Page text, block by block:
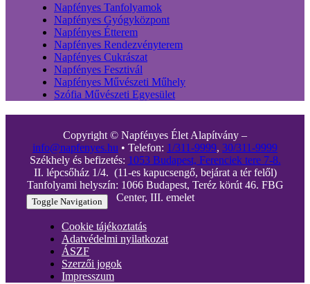
Napfényes Tanfolyamok
Napfényes Gyógyközpont
Napfényes Étterem
Napfényes Rendezvényterem
Napfényes Cukrászat
Napfényes Fesztivál
Napfényes Művészeti Műhely
Szófia Művészeti Egyesület
Copyright © Napfényes Élet Alapítvány –
info@napfenyes.hu • Telefon: 1/311-9999, 30/311-9999
Székhely és befizetés: 1053 Budapest, Ferenciek tere 7-8.
II. lépcsőház 1/4. (11-es kapucsengő, bejárat a tér felől)
Tanfolyami helyszín: 1066 Budapest, Teréz körút 46. FBG
Center, III. emelet
Toggle Navigation
Cookie tájékoztatás
Adatvédelmi nyilatkozat
ÁSZF
Szerzői jogok
Impresszum